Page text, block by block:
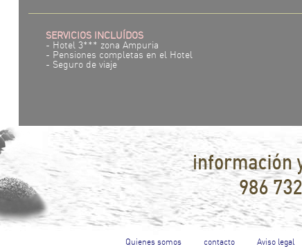
SERVICIOS INCLUÍDOS
- Hotel 3*** zona Ampuria
- Pensiones completas en el Hotel
- Seguro de viaje
Quienes somos contacto Aviso legal